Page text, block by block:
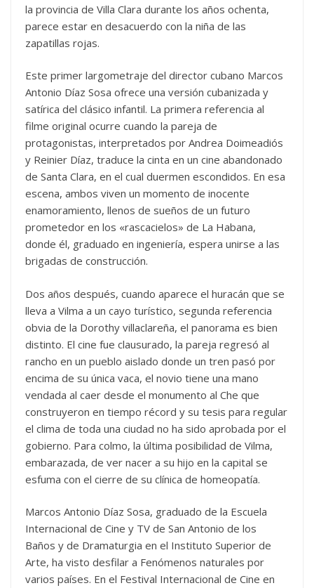
la provincia de Villa Clara durante los años ochenta,
parece estar en desacuerdo con la niña de las
zapatillas rojas.
Este primer largometraje del director cubano Marcos
Antonio Díaz Sosa ofrece una versión cubanizada y
satírica del clásico infantil. La primera referencia al
filme original ocurre cuando la pareja de
protagonistas, interpretados por Andrea Doimeadiós
y Reinier Díaz, traduce la cinta en un cine abandonado
de Santa Clara, en el cual duermen escondidos. En esa
escena, ambos viven un momento de inocente
enamoramiento, llenos de sueños de un futuro
prometedor en los «rascacielos» de La Habana,
donde él, graduado en ingeniería, espera unirse a las
brigadas de construcción.
Dos años después, cuando aparece el huracán que se
lleva a Vilma a un cayo turístico, segunda referencia
obvia de la Dorothy villaclareña, el panorama es bien
distinto. El cine fue clausurado, la pareja regresó al
rancho en un pueblo aislado donde un tren pasó por
encima de su única vaca, el novio tiene una mano
vendada al caer desde el monumento al Che que
construyeron en tiempo récord y su tesis para regular
el clima de toda una ciudad no ha sido aprobada por el
gobierno. Para colmo, la última posibilidad de Vilma,
embarazada, de ver nacer a su hijo en la capital se
esfuma con el cierre de su clínica de homeopatía.
Marcos Antonio Díaz Sosa, graduado de la Escuela
Internacional de Cine y TV de San Antonio de los
Baños y de Dramaturgia en el Instituto Superior de
Arte, ha visto desfilar a Fenómenos naturales por
varios países. En el Festival Internacional de Cine en